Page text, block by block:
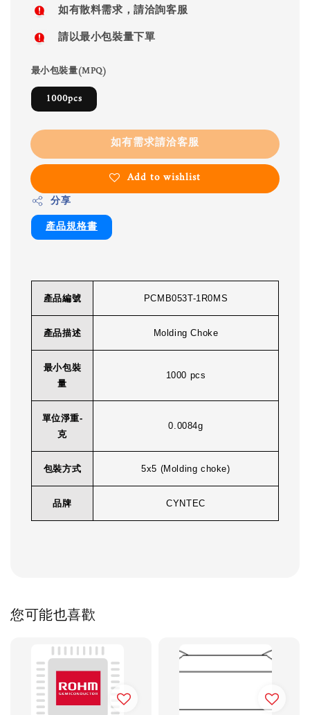
如有散料需求，請洽詢客服
請以最小包裝量下單
最小包裝量(MPQ)
1000pcs
如有需求請洽客服
Add to wishlist
分享
產品規格書
產品編號 PCMB053T-1R0MS
產品描述 Molding Choke
最小包裝
量
1000 pcs
單位淨重-
克
0.0084g
包裝方式 5x5 (Molding choke)
品牌 CYNTEC
您可能也喜歡